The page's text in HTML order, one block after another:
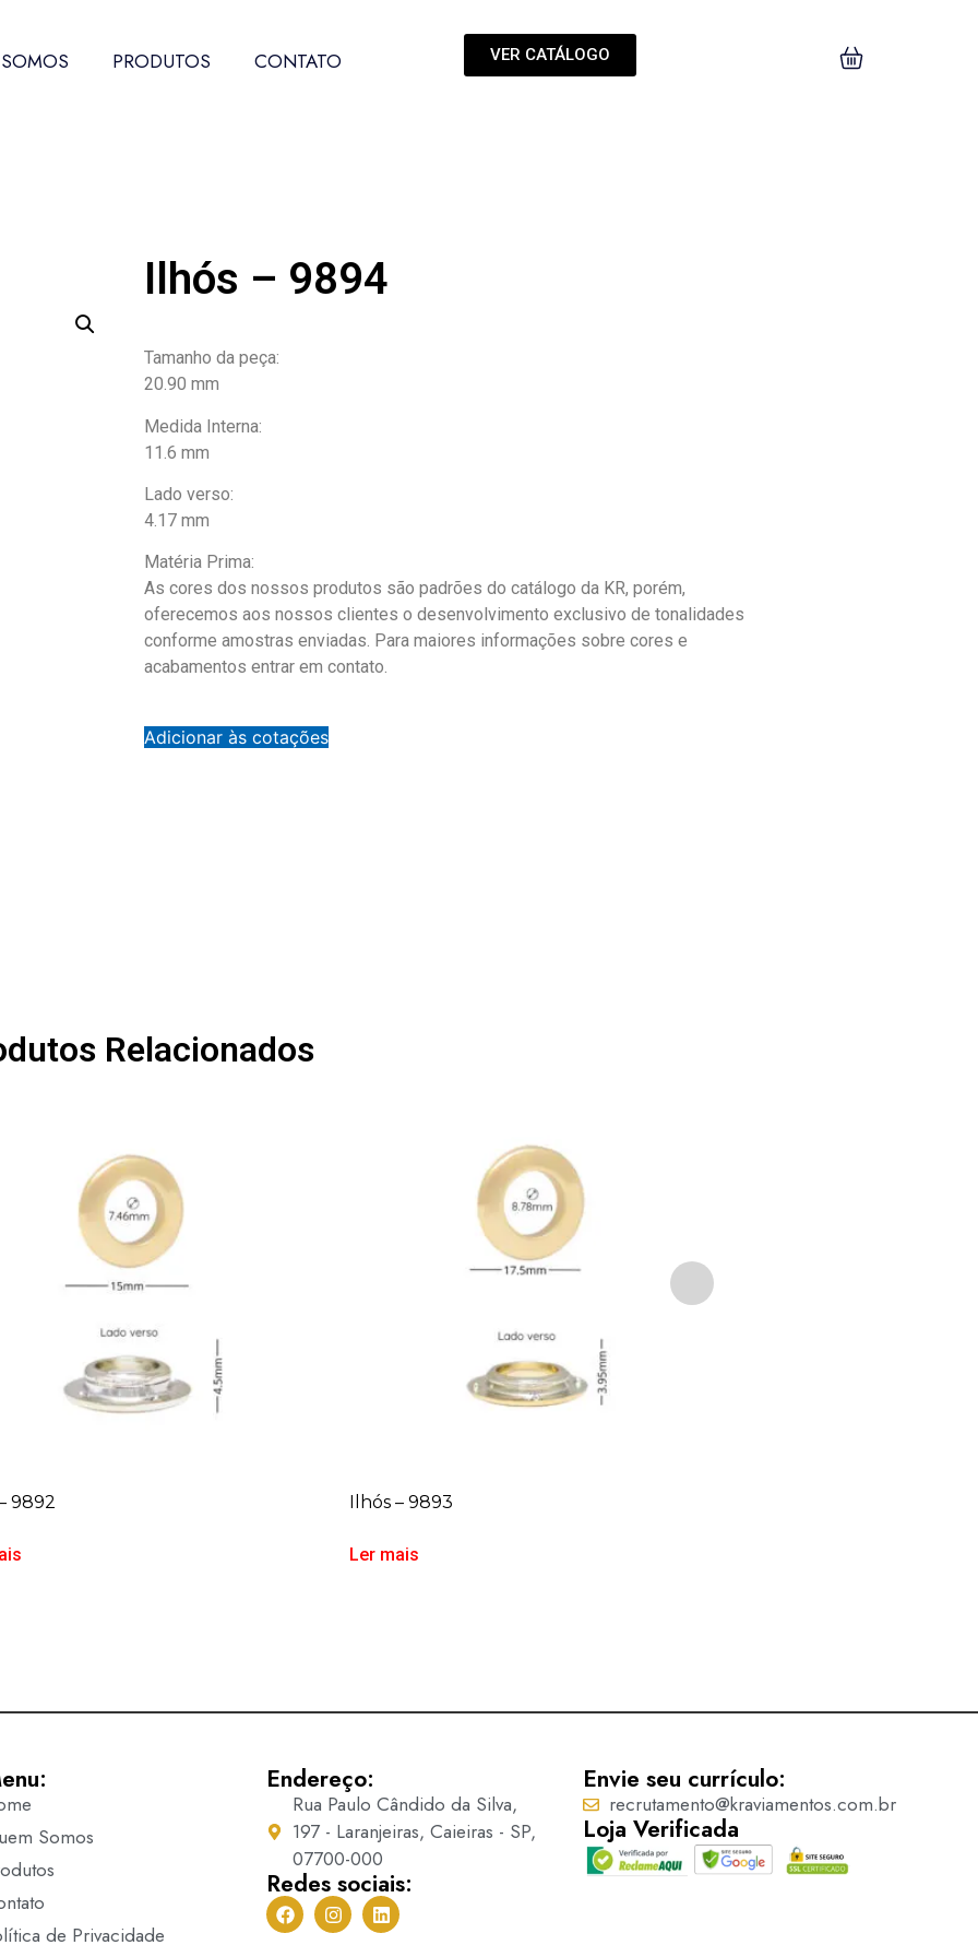
PRODUTOS CONTATO VER CATÁLOGO
Ilhós – 9894
Tamanho da peça:
20.90 mm
Medida Interna:
11.6 mm
Lado verso:
4.17 mm
Matéria Prima:
As cores dos nossos produtos são padrões do catálogo da KR, porém,
oferecemos aos nossos clientes o desenvolvimento exclusivo de tonalidades
conforme amostras enviadas. Para maiores informações sobre cores e
acabamentos entrar em contato.
Adicionar às cotações
Relacionados
9892 Ilhós – 9893
Ler mais
Somos
de Privacidade
Endereço:
Rua Paulo Cândido da Silva,
197 - Laranjeiras, Caieiras - SP,
07700-000
Redes sociais:
Envie seu currículo:
recrutamento@kraviamentos.com.br
Loja Verificada